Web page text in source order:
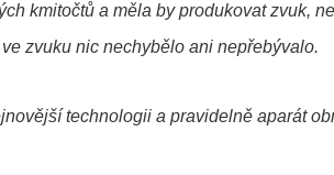
kmitočtů a měla by produkovat zvuk,
zvuku nic nechybělo ani nepřebývalo.
technologii a pravidelně aparát